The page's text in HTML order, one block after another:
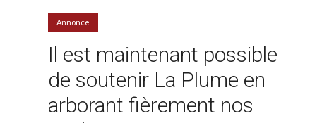
Annonce
Il est maintenant possible
de soutenir La Plume en
arborant fièrement nos